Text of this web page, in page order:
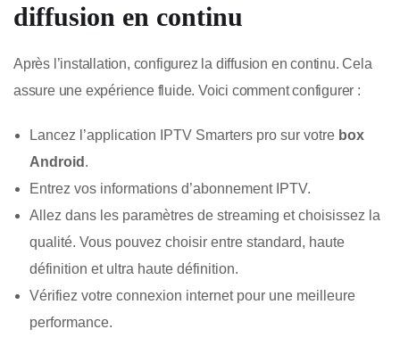
diffusion en continu
Après l’installation, configurez la diffusion en continu. Cela
assure une expérience fluide. Voici comment configurer :
Lancez l’application IPTV Smarters pro sur votre box
Android .
Entrez vos informations d’abonnement IPTV.
Allez dans les paramètres de streaming et choisissez la
qualité. Vous pouvez choisir entre standard, haute
définition et ultra haute définition.
Vérifiez votre connexion internet pour une meilleure
performance.